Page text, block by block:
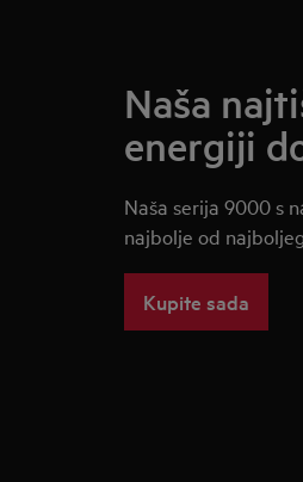
Naša
energiji
Naša serija 9000 s
najbolje od
Kupite sada